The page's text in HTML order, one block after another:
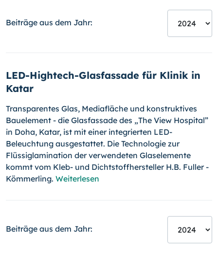
Beiträge aus dem Jahr:
LED-Hightech-Glasfassade für Klinik in
Katar
Transparentes Glas, Mediafläche und konstruktives
Bauelement - die Glasfassade des „The View Hospital”
in Doha, Katar, ist mit einer integrierten LED-
Beleuchtung ausgestattet. Die Technologie zur
Flüssiglamination der verwendeten Glaselemente
kommt vom Kleb- und Dichtstoffhersteller H.B. Fuller -
Kömmerling. Weiterlesen
Beiträge aus dem Jahr: